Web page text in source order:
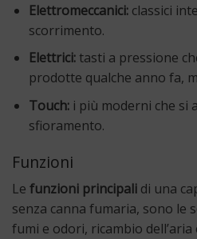
Elettromeccanici:classici
scorrimento.
Elettrici:tasti a pressione
prodotte qualche anno fa,
Touch:i più moderni che si
sfioramento.
Funzioni
Le funzioni principali di una
senza canna fumaria, sono le
fumi e odori, ricambio dell’aria